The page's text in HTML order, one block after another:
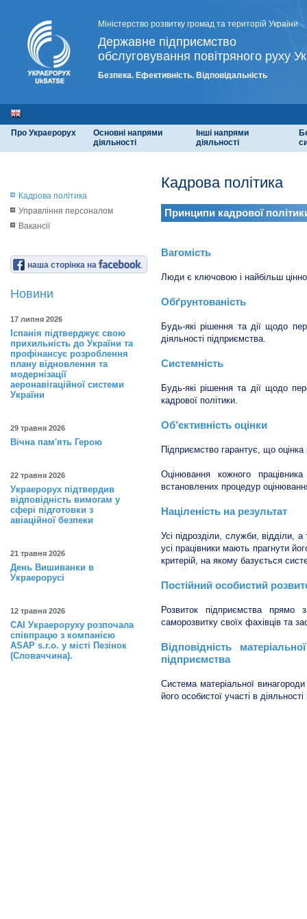
Міністерство розвитку громад та територій України
Державне підприємство
обслуговування повітряного руху
Безпека. Ефективність. Відповідальність
Про Украерорух
Основні напрями
діяльності
Інші напрями
діяльності
Кадрова політика
Управління персоналом
Вакансії
наша сторінка на
Новини
17 липня 2026
Іспанія підтверджує свою
прихильність до України та
профінансує розроблення
плану відновлення та
модернізації
аеронавігаційної системи
України
29 травня 2026
Вічна пам'ять Герою
22 травня 2026
Украерорух підтвердив
відповідність вимогам у
сфері підготовки з
авіаційної безпеки
21 травня 2026
День Вишиванки в
Украерорусі
12 травня 2026
САІ Украероруху розпочала
співпрацю з компанією
ASAP s.r.o. у місті Пезінок
(Словаччина).
Кадрова політика
Принципи кадрової
Вагомість
Люди є ключовою і найбільш
Обґрунтованість
Будь-які рішення та дії щодо
діяльності підприємства.
Системність
Будь-які рішення та дії щодо
кадрової політики.
Об’єктивність оцінки
Підприємство гарантує, що
Оцінювання кожного
встановлених процедур
Націленість на результат
Усі підрозділи, служби, відділи, а
усі працівники мають прагнути
критерій, на якому базується
Постійний особистий
Розвиток підприємства прямо
саморозвитку своїх фахівців та
Відповідність
підприємства
Система матеріальної
його особистої участі в